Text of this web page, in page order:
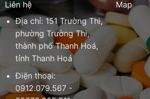
Liên hệ
Địa chỉ: 151 Trường Thi,
phường Trường Thi,
thành phố Thanh Hoá,
tỉnh Thanh Hoá
Điện thoại:
0912.079.567 -
Map